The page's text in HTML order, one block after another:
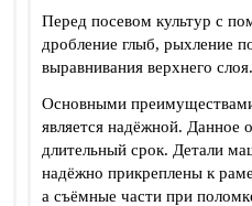
Перед посевом культур с
дробление глыб, рыхление
выравнивания верхнего слоя.
Основными
является надёжной. Данное
длительный срок. Детали
надёжно прикреплены к
а съёмные части при